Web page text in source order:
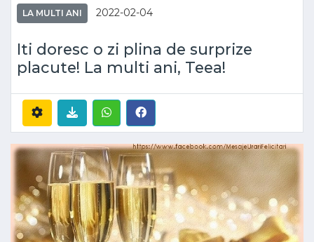
LA MULTI ANI 2022-02-04
Iti doresc o zi plina de surprize
placute! La multi ani, Teea!